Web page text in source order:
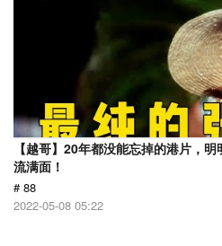
【越哥】20年都没能忘掉的港片，
流满面！
# 88
2022-05-08 05:22